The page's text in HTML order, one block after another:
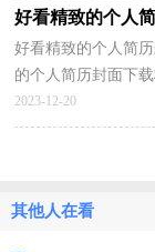
好看精致的个人
好看精致的
的个人简历封面下
知道要怎样设计才
2023-12-20
其他人在看